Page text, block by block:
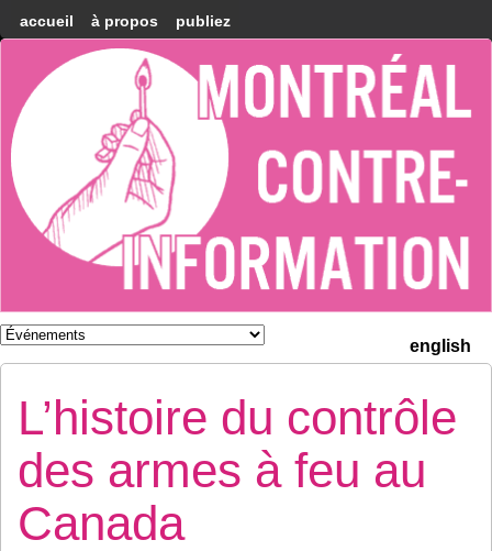
accueil à propos publiez
Montréal
Counter-
information
english
L’histoire du contrôle
des armes à feu au
Canada